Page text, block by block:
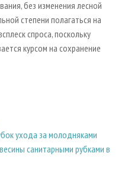
без изменения лесной
степени полагаться на
спроса, поскольку
курсом на сохранение
ухода за молодняками
санитарными рубками в